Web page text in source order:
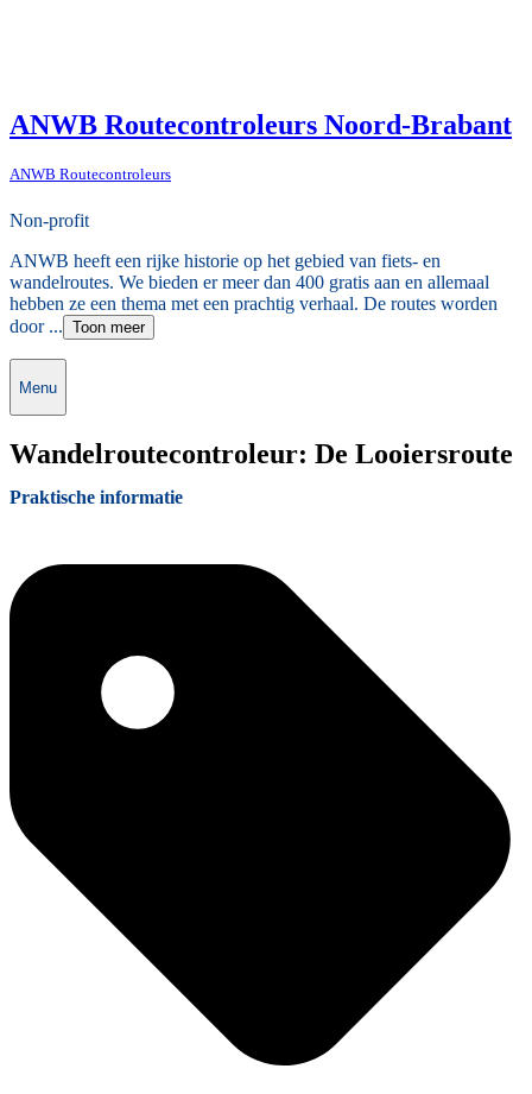
ANWB Routecontroleurs Noord-Brabant
ANWB Routecontroleurs
Non-profit
ANWB heeft een rijke historie op het gebied van fiets- en
wandelroutes. We bieden er meer dan 400 gratis aan en allemaal
hebben ze een thema met een prachtig verhaal. De routes worden
door ... Toon meer
Menu
Wandelroutecontroleur: De Looiersroute
Praktische informatie